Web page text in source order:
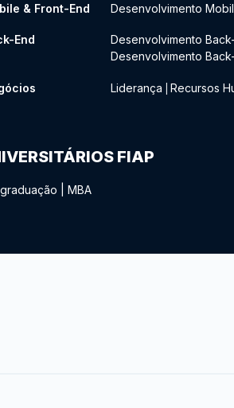
& Front-End Desenvolvimento
End Desenvolvimento
Desenvolvimento
Liderança Recursos
FIAP
MBA